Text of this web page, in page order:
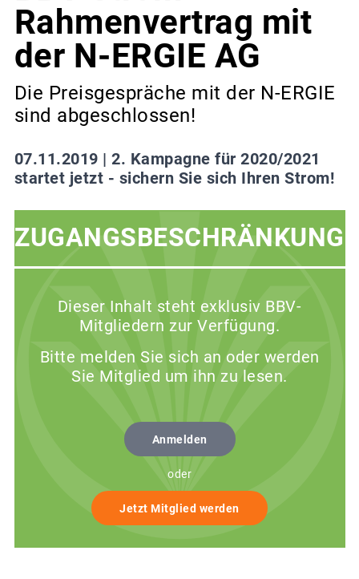
Rahmenvertrag mit
der N-ERGIE AG
Die Preisgespräche mit der N-ERGIE
sind abgeschlossen!
07.11.2019 | 2. Kampagne für 2020/2021
startet jetzt - sichern Sie sich Ihren Strom!
ZUGANGSBESCHRÄNKUNG
Dieser Inhalt steht exklusiv BBV-
Mitgliedern zur Verfügung.
Bitte melden Sie sich an oder werden
Sie Mitglied um ihn zu lesen.
Anmelden
oder
Jetzt Mitglied werden